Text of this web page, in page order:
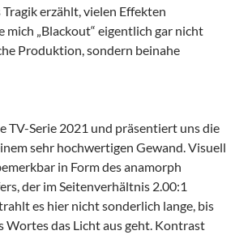
erzählt, vielen Effekten
„Blackout“ eigentlich gar nicht
Produktion, sondern beinahe
TV-Serie 2021 und präsentiert uns die
sehr hochwertigen Gewand. Visuell
in Form des anamorph
der im Seitenverhältnis 2.00:1
es hier nicht sonderlich lange, bis
Wortes das Licht aus geht. Kontrast